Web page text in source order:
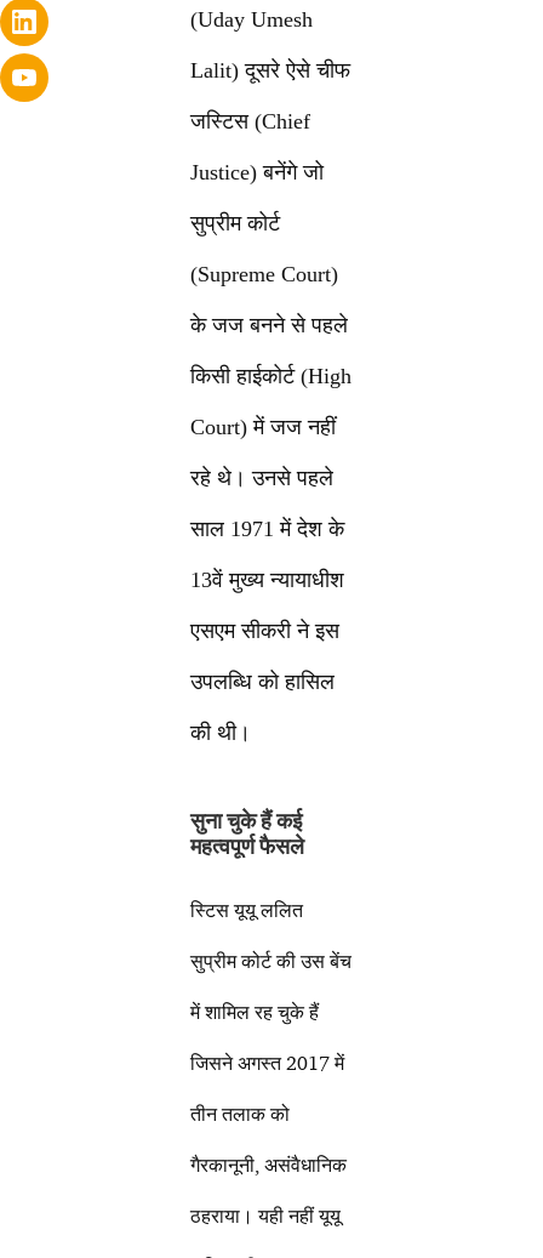
(Uday Umesh
Lalit) दूसरे ऐसे चीफ
जस्टिस (Chief
Justice) बनेंगे जो
सुप्रीम कोर्ट
(Supreme Court)
के जज बनने से पहले
किसी हाईकोर्ट (High
Court) में जज नहीं
रहे थे। उनसे पहले
साल 1971 में देश के
13वें मुख्य न्यायाधीश
एसएम सीकरी ने इस
उपलब्धि को हासिल
की थी।
सुना चुके हैं कई
महत्वपूर्ण फैसले
स्टिस यूयू ललित
सुप्रीम कोर्ट की उस बेंच
में शामिल रह चुके हैं
जिसने अगस्त 2017 में
तीन तलाक को
गैरकानूनी, असंवैधानिक
ठहराया। यही नहीं यूयू